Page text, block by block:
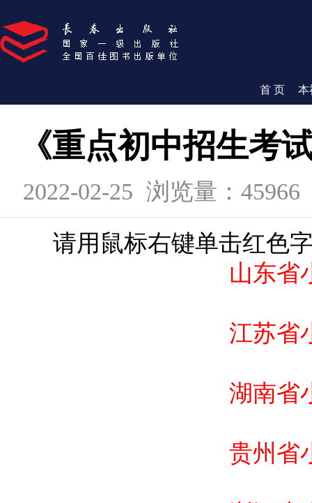
首 页 本
《重点初中招生考
2022-02-25 浏览量：45966
请用鼠标右键单击红色
山东省
江苏省
湖南省
贵州省